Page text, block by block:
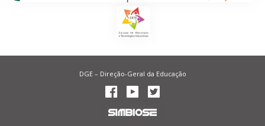
DGE – Direção-Geral da Educação